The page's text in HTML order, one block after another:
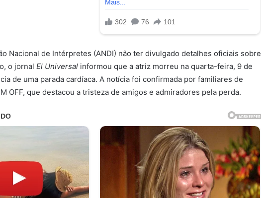
Nacional de Intérpretes (ANDI) não ter divulgado detalhes oficiais sobre
o jornal El Universal informou que a atriz morreu na quarta-feira, 9 de
de uma parada cardíaca. A notícia foi confirmada por familiares de
OFF, que destacou a tristeza de amigos e admiradores pela perda.